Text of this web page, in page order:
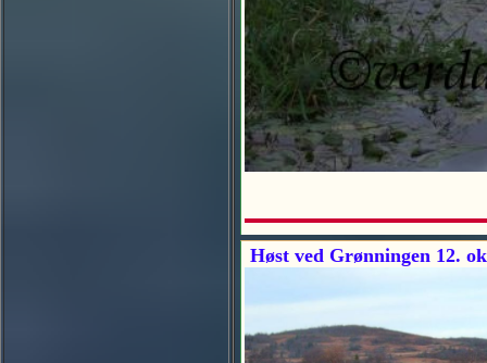
Høst ved Grønningen 12.